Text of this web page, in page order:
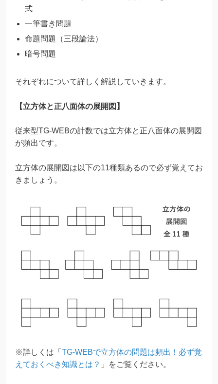
式
一筆書き問題
命題問題（三段論法）
暗号問題
それぞれについて詳しく解説していきます。
【立方体と正八面体の展開図】
従来型TG-WEBの計数では立方体と正八面体の展開図
が頻出です。
立方体の展開図は以下の11種類あるので必ず覚えてお
きましょう。
※詳しくは「 TG-WEBで立方体の問題は頻出！必ず覚
えておくべき知識とは？ 」をご覧ください。